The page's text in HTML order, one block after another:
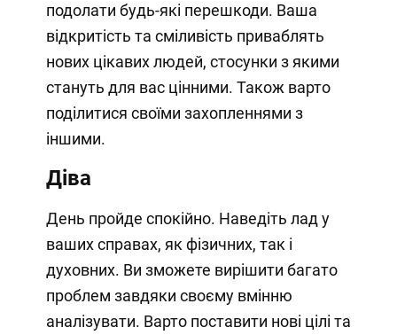
подолати будь-які перешкоди. Ваша
відкритість та сміливість приваблять
нових цікавих людей, стосунки з якими
стануть для вас цінними. Також варто
поділитися своїми захопленнями з
іншими.
Діва
День пройде спокійно. Наведіть лад у
ваших справах, як фізичних, так і
духовних. Ви зможете вирішити багато
проблем завдяки своєму вмінню
аналізувати. Варто поставити нові цілі та